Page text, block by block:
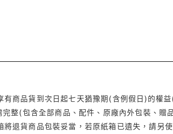
有商品貨到次日起七天猶豫期(含例假日)的權
整(包含全部商品、配件、原廠內外包裝、贈
退貨商品包裝妥當，若原紙箱已遺失，請另